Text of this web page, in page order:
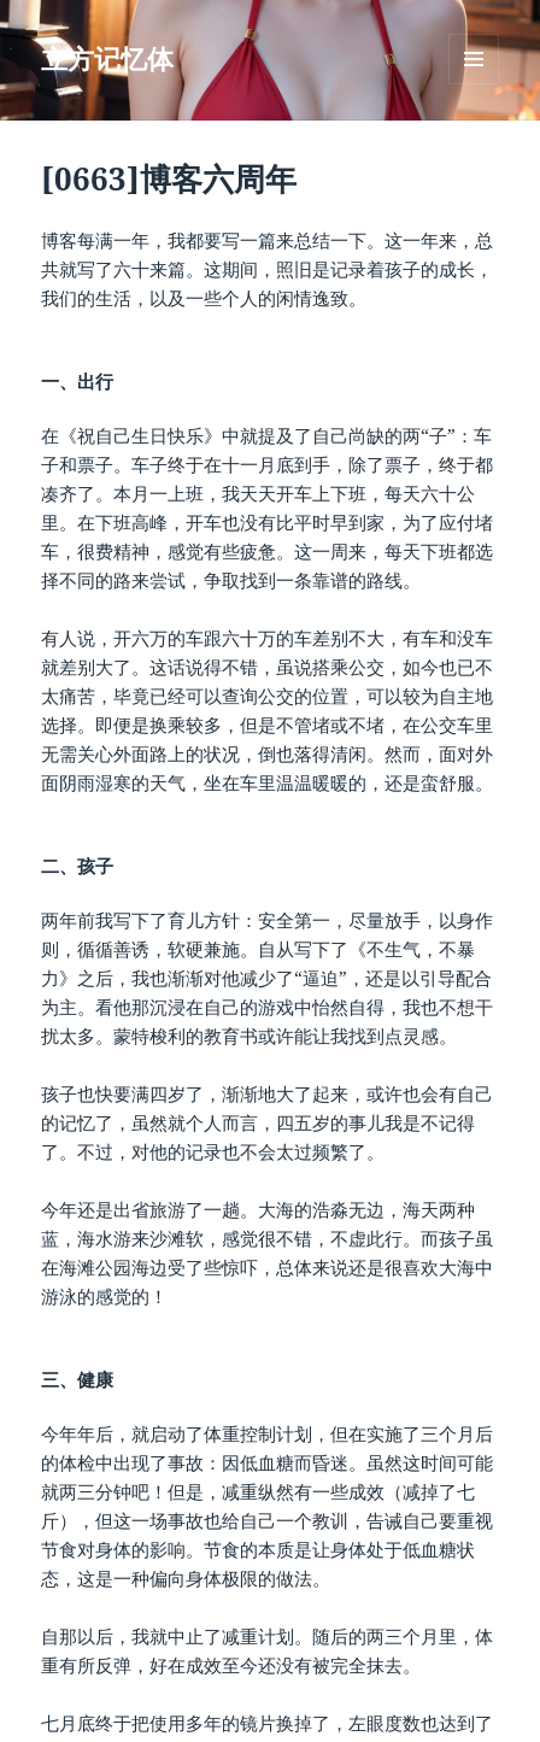
立方记忆体
菜单和
挂件
[0663]博客六周年
博客每满一年，我都要写一篇来总结一下。这一年来，总
共就写了六十来篇。这期间，照旧是记录着孩子的成长，
我们的生活，以及一些个人的闲情逸致。
一、出行
在《祝自己生日快乐》中就提及了自己尚缺的两“子”：车
子和票子。车子终于在十一月底到手，除了票子，终于都
凑齐了。本月一上班，我天天开车上下班，每天六十公
里。在下班高峰，开车也没有比平时早到家，为了应付堵
车，很费精神，感觉有些疲惫。这一周来，每天下班都选
择不同的路来尝试，争取找到一条靠谱的路线。
有人说，开六万的车跟六十万的车差别不大，有车和没车
就差别大了。这话说得不错，虽说搭乘公交，如今也已不
太痛苦，毕竟已经可以查询公交的位置，可以较为自主地
选择。即便是换乘较多，但是不管堵或不堵，在公交车里
无需关心外面路上的状况，倒也落得清闲。然而，面对外
面阴雨湿寒的天气，坐在车里温温暖暖的，还是蛮舒服。
二、孩子
两年前我写下了育儿方针：安全第一，尽量放手，以身作
则，循循善诱，软硬兼施。自从写下了《不生气，不暴
力》之后，我也渐渐对他减少了“逼迫”，还是以引导配合
为主。看他那沉浸在自己的游戏中怡然自得，我也不想干
扰太多。蒙特梭利的教育书或许能让我找到点灵感。
孩子也快要满四岁了，渐渐地大了起来，或许也会有自己
的记忆了，虽然就个人而言，四五岁的事儿我是不记得
了。不过，对他的记录也不会太过频繁了。
今年还是出省旅游了一趟。大海的浩淼无边，海天两种
蓝，海水游来沙滩软，感觉很不错，不虚此行。而孩子虽
在海滩公园海边受了些惊吓，总体来说还是很喜欢大海中
游泳的感觉的！
三、健康
今年年后，就启动了体重控制计划，但在实施了三个月后
的体检中出现了事故：因低血糖而昏迷。虽然这时间可能
就两三分钟吧！但是，减重纵然有一些成效（减掉了七
斤），但这一场事故也给自己一个教训，告诫自己要重视
节食对身体的影响。节食的本质是让身体处于低血糖状
态，这是一种偏向身体极限的做法。
自那以后，我就中止了减重计划。随后的两三个月里，体
重有所反弹，好在成效至今还没有被完全抹去。
七月底终于把使用多年的镜片换掉了，左眼度数也达到了